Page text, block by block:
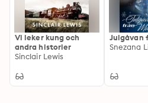
Vi leker kung och
andra historier
Sinclair Lewis
Julgåvan
Snezana